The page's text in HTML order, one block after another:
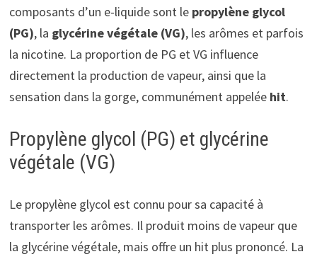
composants d’un e-liquide sont le propylène glycol
(PG), la glycérine végétale (VG), les arômes et parfois
la nicotine. La proportion de PG et VG influence
directement la production de vapeur, ainsi que la
sensation dans la gorge, communément appelée hit.
Propylène glycol (PG) et glycérine
végétale (VG)
Le propylène glycol est connu pour sa capacité à
transporter les arômes. Il produit moins de vapeur que
la glycérine végétale, mais offre un hit plus prononcé. La